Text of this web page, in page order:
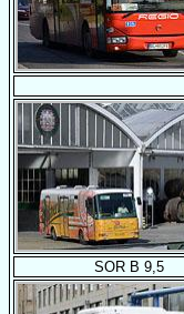
SOR B 9,5